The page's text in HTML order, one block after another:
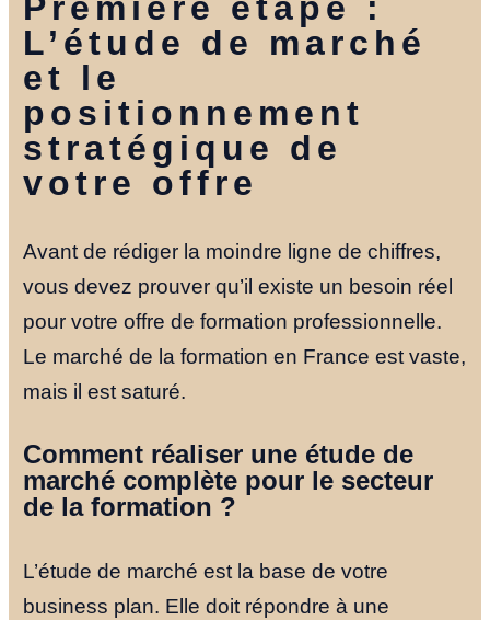
Première étape :
L’étude de marché
et le
positionnement
stratégique de
votre offre
Avant de rédiger la moindre ligne de chiffres,
vous devez prouver qu’il existe un besoin réel
pour votre offre de formation professionnelle.
Le marché de la formation en France est vaste,
mais il est saturé.
Comment réaliser une étude de
marché complète pour le secteur
de la formation ?
L’étude de marché est la base de votre
business plan. Elle doit répondre à une